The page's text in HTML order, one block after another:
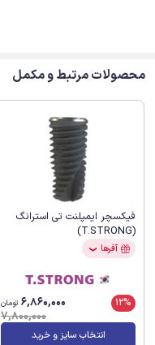
محصولات مرتبط و مکمل
فیکسچر ایمپلنت تی استرانگ
(T.STRONG)
آفرها ❯
12%
6,860,000 تومان
7,800,000
انتخاب سایز و خرید